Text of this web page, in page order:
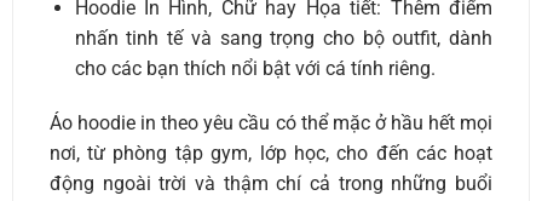
Hoodie In Hình, Chữ hay Họa tiết: Thêm điểm
nhấn tinh tế và sang trọng cho bộ outfit, dành
cho các bạn thích nổi bật với cá tính riêng.
Áo hoodie in theo yêu cầu có thể mặc ở hầu hết mọi
nơi, từ phòng tập gym, lớp học, cho đến các hoạt
động ngoài trời và thậm chí cả trong những buổi